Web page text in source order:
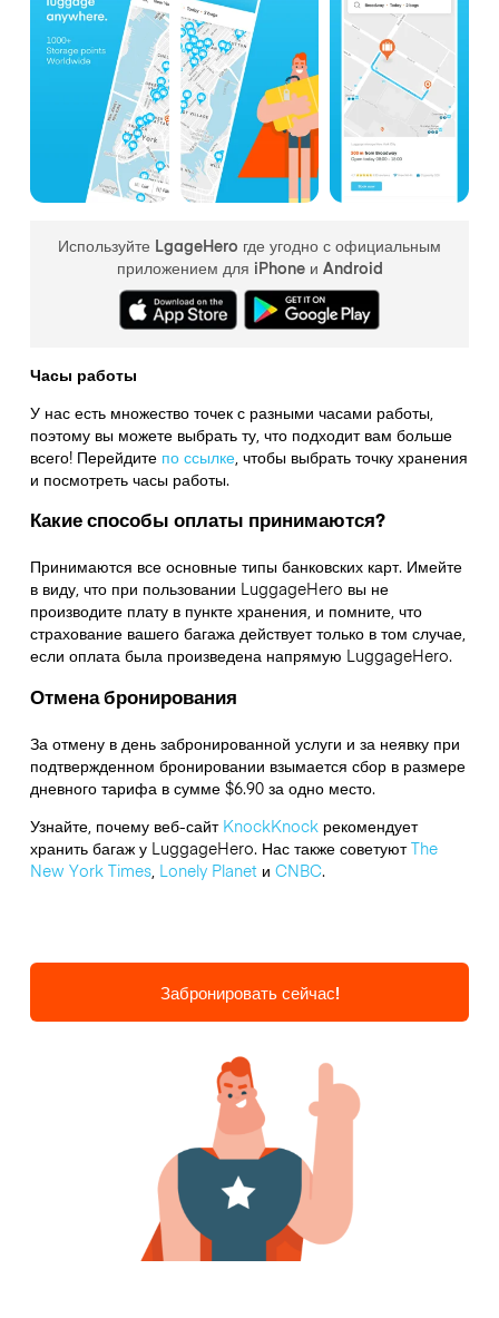
Используйте LgageHero где угодно с официальным
приложением для iPhone и Android
Часы работы
У нас есть множество точек с разными часами работы,
поэтому вы можете выбрать ту, что подходит вам больше
всего! Перейдите по ссылке,чтобы выбрать точку хранения
и посмотреть часы работы.
Какие способы оплаты принимаются?
Принимаются все основные типы банковских карт. Имейте
в виду, что при пользовании LuggageHero вы не
производите плату в пункте хранения, и помните, что
страхование вашего багажа действует только в том случае,
если оплата была произведена напрямую LuggageHero.
Отмена бронирования
За отмену в день забронированной услуги и за неявку при
подтвержденном бронировании взымается сбор в размере
дневного тарифа в сумме $6.90 за одно место.
Узнайте, почему веб-сайт KnockKnockрекомендует
хранить багаж у LuggageHero. Нас также советуютThe
New York Times, Lonely Planetи CNBC.
Забронировать сейчас!